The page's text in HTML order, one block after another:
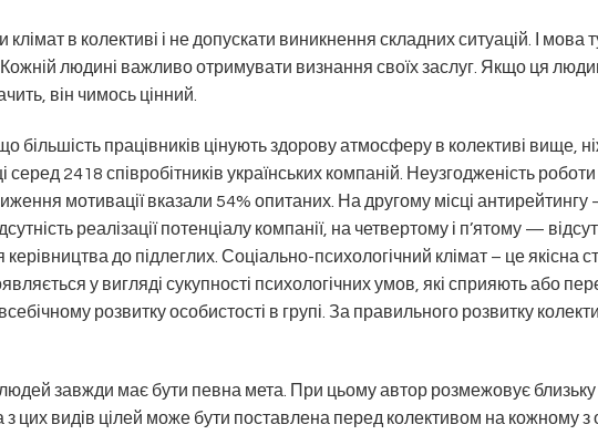
в колективі і не допускати виникнення складних ситуацій. І мова
Кожній людині важливо отримувати визнання своїх заслуг. Якщо ця
він чимось цінний.
більшість працівників цінують здорову атмосферу в колективі вище,
2418 співробітників українських компаній. Неузгодженість
мотивації вказали 54% опитаних. На другому місці
реалізації потенціалу компанії, на четвертому і п’ятому —
до підлеглих. Соціально-психологічний клімат – це якісна
у вигляді сукупності психологічних умов, які сприяють або
всебічному розвитку особистості в групі. За правильного розвитку
людей завжди має бути певна мета. При цьому автор розмежовує
цих видів цілей може бути поставлена ​​перед колективом на кожному з